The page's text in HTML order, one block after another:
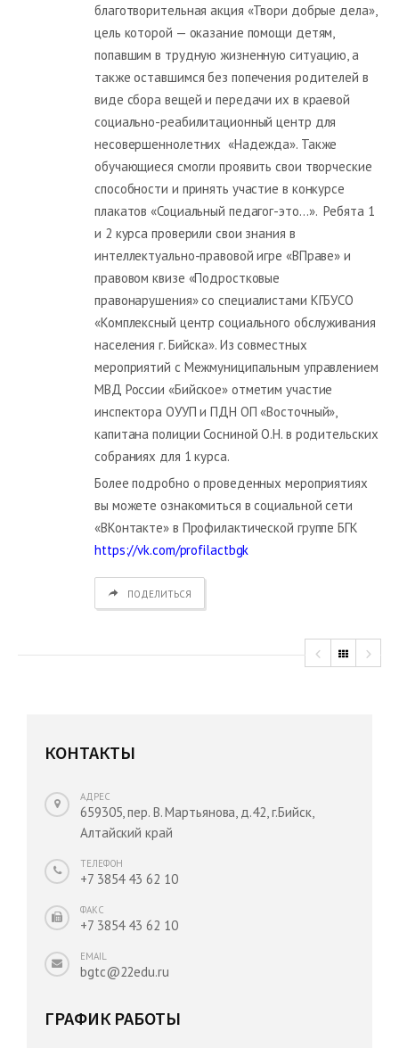
благотворительная акция «Твори добрые дела»,
цель которой — оказание помощи детям,
попавшим в трудную жизненную ситуацию, а
также оставшимся без попечения родителей в
виде сбора вещей и передачи их в краевой
социально-реабилитационный центр для
несовершеннолетних «Надежда». Также
обучающиеся смогли проявить свои творческие
способности и принять участие в конкурсе
плакатов «Социальный педагог-это…». Ребята 1
и 2 курса проверили свои знания в
интеллектуально-правовой игре «ВПраве» и
правовом квизе «Подростковые
правонарушения» со специалистами КГБУСО
«Комплексный центр социального обслуживания
населения г. Бийска». Из совместных
мероприятий с Межмуниципальным управлением
МВД России «Бийское» отметим участие
инспектора ОУУП и ПДН ОП «Восточный»,
капитана полиции Сосниной О.Н. в родительских
собраниях для 1 курса.
Более подробно о проведенных мероприятиях
вы можете ознакомиться в социальной сети
«ВКонтакте» в Профилактической группе БГК
https://vk.com/profilactbgk
ПОДЕЛИТЬСЯ
КОНТАКТЫ
АДРЕС
659305, пер. В. Мартьянова, д.42, г.Бийск,
Алтайский край
ТЕЛЕФОН
+7 3854 43 62 10
ФАКС
+7 3854 43 62 10
EMAIL
bgtc@22edu.ru
ГРАФИК РАБОТЫ